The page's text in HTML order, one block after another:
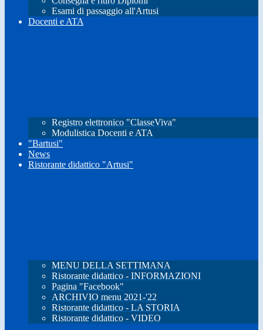
Esami di passaggio all'Artusi
Docenti e ATA
Registro elettronico "ClasseViva"
Modulistica Docenti e ATA
"Bartusi"
News
Ristorante didattico "Artusi"
MENU DELLA SETTIMANA
Ristorante didattico - INFORMAZIONI
Pagina "Facebook"
ARCHIVIO menu 2021-'22
Ristorante didattico - LA STORIA
Ristorante didattico - VIDEO